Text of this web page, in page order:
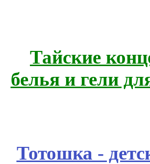
Тайские
белья и гели
Тотошка -